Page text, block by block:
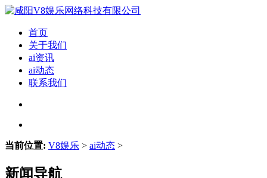
首页
关于我们
ai资讯
ai动态
联系我们
当前位置: V8娱乐 > ai动态 >
新闻导航